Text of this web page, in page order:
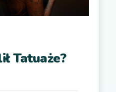
Tatuaże?